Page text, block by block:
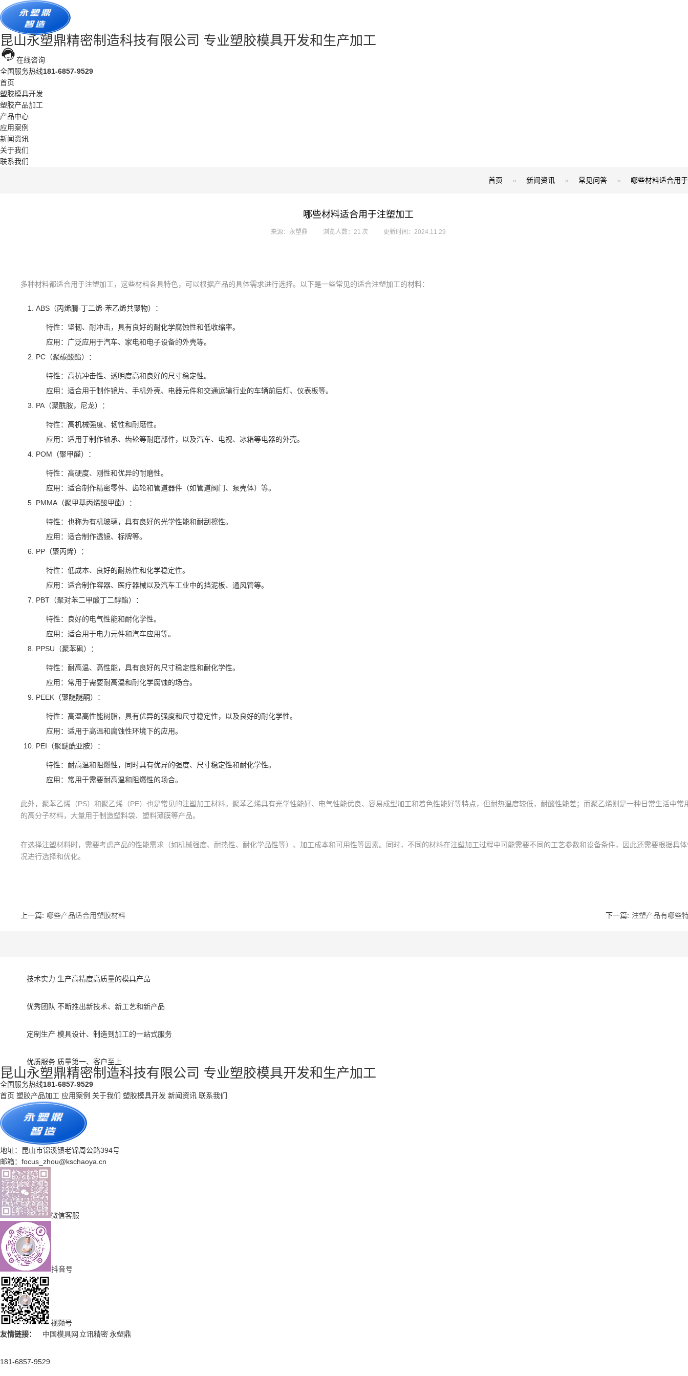
昆山永塑鼎精密制造科技有限公司 专业塑胶模具开发和生产加工
在线咨询
全国服务热线181-6857-9529
首页
塑胶模具开发
塑胶产品加工
产品中心
应用案例
新闻资讯
关于我们
联系我们
首页 » 新闻资讯 » 常见问答 » 哪些材料适合用
哪些材料适合用于注塑加工
来源：永塑鼎 浏览人数：21 次 更新时间：2024.11.29
多种材料都适合用于注塑加工，这些材料各具特色，可以根据产品的具体需求进行选择。以下是一些常见的适合注塑加工的材料：
ABS（丙烯腈-丁二烯-苯乙烯共聚物）：
特性：坚韧、耐冲击，具有良好的耐化学腐蚀性和低收缩率。
应用：广泛应用于汽车、家电和电子设备的外壳等。
PC（聚碳酸酯）：
特性：高抗冲击性、透明度高和良好的尺寸稳定性。
应用：适合用于制作镜片、手机外壳、电器元件和交通运输行业的车辆前后灯、仪表板等。
PA（聚酰胺，尼龙）：
特性：高机械强度、韧性和耐磨性。
应用：适用于制作轴承、齿轮等耐磨部件，以及汽车、电视、冰箱等电器的外壳。
POM（聚甲醛）：
特性：高硬度、刚性和优异的耐磨性。
应用：适合制作精密零件、齿轮和管道器件（如管道阀门、泵壳体）等。
PMMA（聚甲基丙烯酸甲酯）：
特性：也称为有机玻璃，具有良好的光学性能和耐刮擦性。
应用：适合制作透镜、标牌等。
PP（聚丙烯）：
特性：低成本、良好的耐热性和化学稳定性。
应用：适合制作容器、医疗器械以及汽车工业中的挡泥板、通风管等。
PBT（聚对苯二甲酸丁二醇酯）：
特性：良好的电气性能和耐化学性。
应用：适合用于电力元件和汽车应用等。
PPSU（聚苯砜）：
特性：耐高温、高性能，具有良好的尺寸稳定性和耐化学性。
应用：常用于需要耐高温和耐化学腐蚀的场合。
PEEK（聚醚醚酮）：
特性：高温高性能树脂，具有优异的强度和尺寸稳定性，以及良好的耐化学性。
应用：适用于高温和腐蚀性环境下的应用。
PEI（聚醚酰亚胺）：
特性：耐高温和阻燃性，同时具有优异的强度、尺寸稳定性和耐化学性。
应用：常用于需要耐高温和阻燃性的场合。
此外，聚苯乙烯（PS）和聚乙烯（PE）也是常见的注塑加工材料。聚苯乙烯具有光学性能好、电气性能优良、容易成型加工和着色性能好等特点，但耐热温度较低，耐酸性能差；而聚乙烯则是一种日常生活中常
的高分子材料，大量用于制造塑料袋、塑料薄膜等产品。
在选择注塑材料时，需要考虑产品的性能需求（如机械强度、耐热性、耐化学品性等）、加工成本和可用性等因素。同时，不同的材料在注塑加工过程中可能需要不同的工艺参数和设备条件，因此还需要根据具
况进行选择和优化。
上一篇: 哪些产品适合用塑胶材料 下一篇: 注塑产品有哪些
技术实力 生产高精度高质量的模具产品
优秀团队 不断推出新技术、新工艺和新产品
定制生产 模具设计、制造到加工的一站式服务
优质服务 质量第一、客户至上
昆山永塑鼎精密制造科技有限公司 专业塑胶模具开发和生产加工
全国服务热线181-6857-9529
首页 塑胶产品加工 应用案例 关于我们 塑胶模具开发 新闻资讯 联系我们
地址：昆山市锦溪镇老锦周公路394号
邮箱：focus_zhou@kschaoya.cn
微信客服
抖音号
视频号
友情链接：
中国模具网 立讯精密永塑鼎
181-6857-9529